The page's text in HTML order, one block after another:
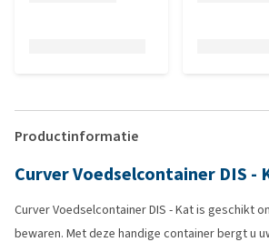
Productinformatie
Curver Voedselcontainer DIS -
Curver Voedselcontainer DIS - Kat is geschikt
bewaren. Met deze handige container bergt u